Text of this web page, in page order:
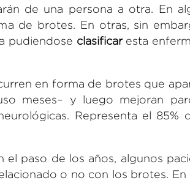
de una persona a otra. En
de brotes. En otras, sin
pudiendose clasificaresta
en forma de brotes que
meses– y luego mejoran
Representa el 85%
el paso de los años, algunos
o no con los brotes. En